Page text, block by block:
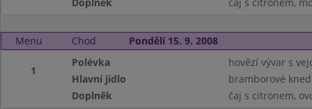
Menu Chod Pondělí 15. 9. 2008
1
Polévka
hovězí vývar s
Hlavní jídlo
bramborové
Doplněk
čaj s citronem,